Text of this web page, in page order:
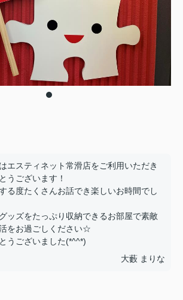
エスティネット常滑店をご利用いただき
うございます！
る度たくさんお話でき楽しいお時間でし
ッズをたっぷり収納できるお部屋で素敵
をお過ごしください☆
うございました(*^^*)
大藪 まりな